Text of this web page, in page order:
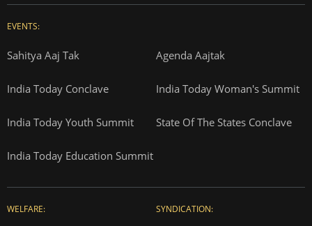
EVENTS:
Sahitya Aaj Tak Agenda Aajtak
India Today Conclave India Today Woman's Summit
India Today Youth Summit State Of The States Conclave
India Today Education Summit
WELFARE: SYNDICATION: